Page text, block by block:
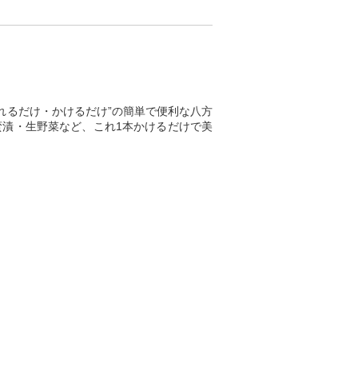
だけ・かけるだけ”の簡単で便利な八方
・生野菜など、これ1本かけるだけで美